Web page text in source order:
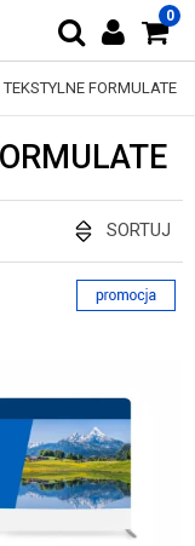
0
FORMULATE
SORTUJ